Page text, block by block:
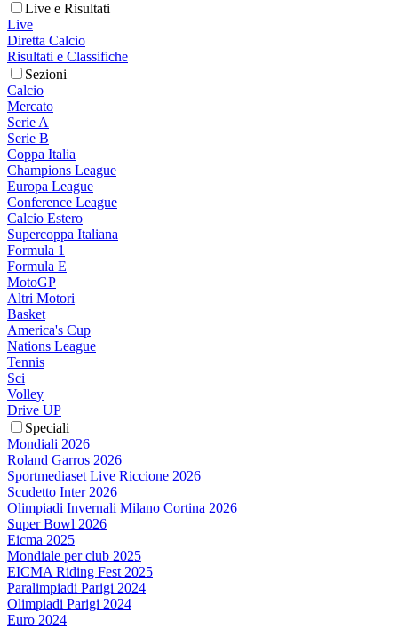
Live e Risultati
Live
Diretta Calcio
Risultati e Classifiche
Sezioni
Calcio
Mercato
Serie A
Serie B
Coppa Italia
Champions League
Europa League
Conference League
Calcio Estero
Supercoppa Italiana
Formula 1
Formula E
MotoGP
Altri Motori
Basket
America's Cup
Nations League
Tennis
Sci
Volley
Drive UP
Speciali
Mondiali 2026
Roland Garros 2026
Sportmediaset Live Riccione 2026
Scudetto Inter 2026
Olimpiadi Invernali Milano Cortina 2026
Super Bowl 2026
Eicma 2025
Mondiale per club 2025
EICMA Riding Fest 2025
Paralimpiadi Parigi 2024
Olimpiadi Parigi 2024
Euro 2024